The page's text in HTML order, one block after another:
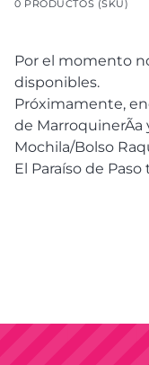
0 PRODUCTOS (SKU)
Por el momento
disponibles.
Próximamente,
de MarroquinerÃ­a
Mochila/Bolso
El Paraíso de